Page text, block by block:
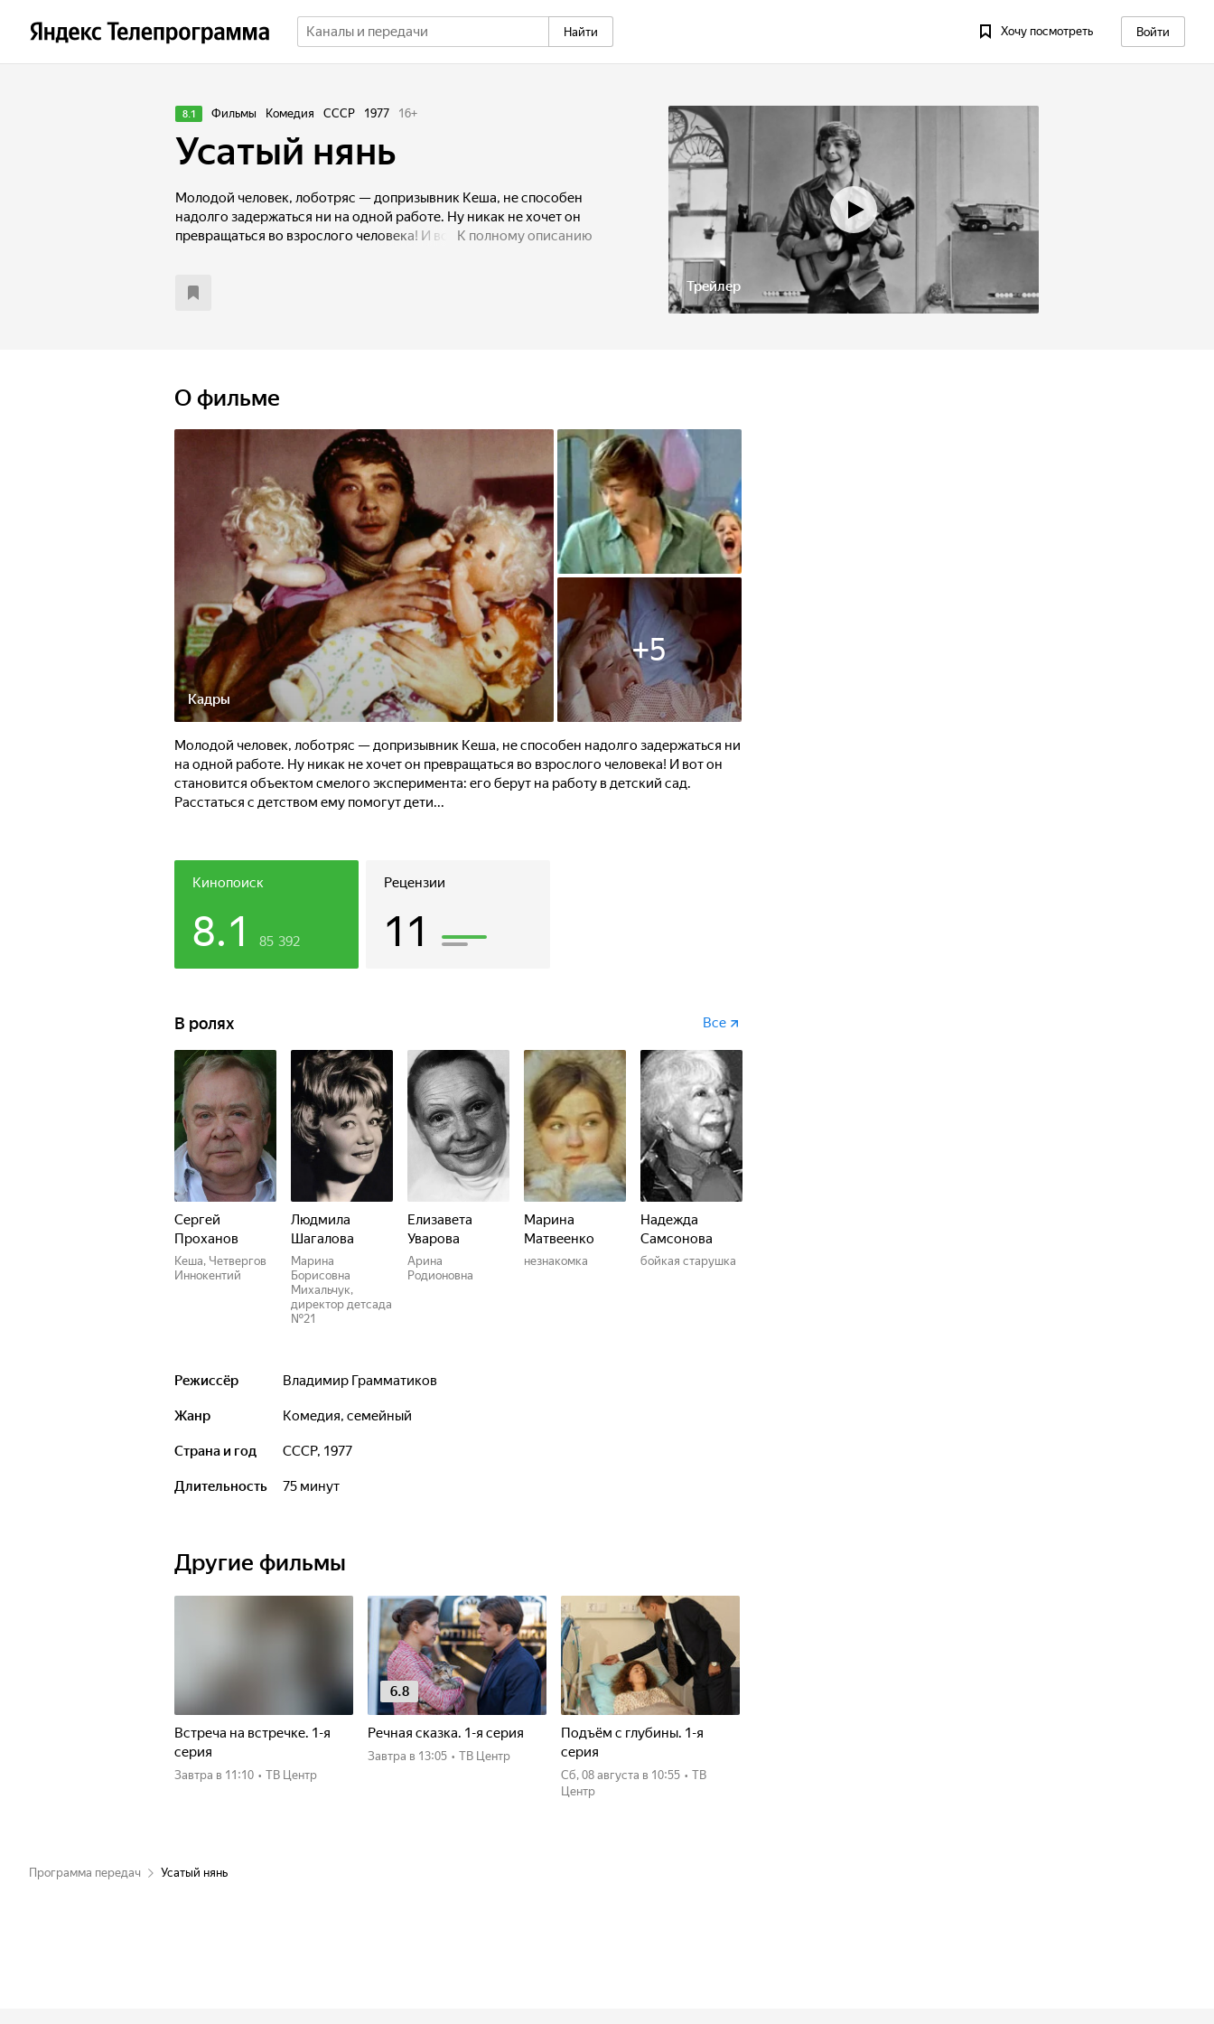
Найти Хочу посмотреть Войти
Трейлер
8.1 Фильмы Комедия СССР 1977 16+
Усатый нянь
Молодой человек, лоботряс — допризывник Кеша, не способен
надолго задержаться ни на одной работе. Ну никак не хочет он
превращаться во взрослого человека! И вот он становится
К полному описанию
О фильме
Кадры
+5
Молодой человек, лоботряс — допризывник Кеша, не способен надолго задержаться ни
на одной работе. Ну никак не хочет он превращаться во взрослого человека! И вот он
становится объектом смелого эксперимента: его берут на работу в детский сад.
Расстаться с детством ему помогут дети...
Кинопоиск
8.1 85 392
Рецензии
11
В ролях Все
Сергей
Проханов
Кеша, Четвергов
Иннокентий
Людмила
Шагалова
Марина
Борисовна
Михальчук,
директор детсада
№21
Елизавета
Уварова
Арина
Родионовна
Марина
Матвеенко
незнакомка
Надежда
Самсонова
бойкая старушка
Режиссёр Владимир Грамматиков
Жанр комедия, семейный
Страна и год СССР, 1977
Длительность 75 минут
Другие фильмы
Встреча на встречке. 1-я
серия
Завтра в 11:10 • ТВ Центр
6.8
Речная сказка. 1-я серия
Завтра в 13:05 • ТВ Центр
Подъём с глубины. 1-я
серия
сб, 08 августа в 10:55 • ТВ
Центр
Программа передач Усатый нянь